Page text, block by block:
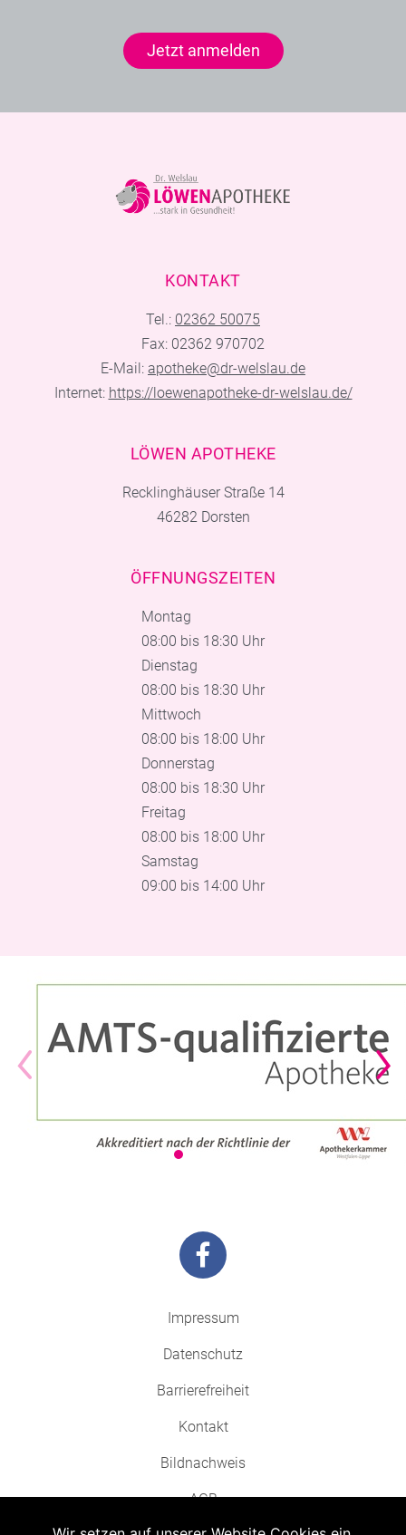
Jetzt anmelden
KONTAKT
Tel.: 02362 50075
Fax: 02362 970702
E-Mail: apotheke@dr-welslau.de
Internet: https://loewenapotheke-dr-welslau.de/
LÖWEN APOTHEKE
Recklinghäuser Straße 14
46282 Dorsten
ÖFFNUNGSZEITEN
Montag
08:00 bis 18:30 Uhr
Dienstag
08:00 bis 18:30 Uhr
Mittwoch
08:00 bis 18:00 Uhr
Donnerstag
08:00 bis 18:30 Uhr
Freitag
08:00 bis 18:00 Uhr
Samstag
09:00 bis 14:00 Uhr
Impressum
Datenschutz
Barrierefreiheit
Kontakt
Bildnachweis
AGB